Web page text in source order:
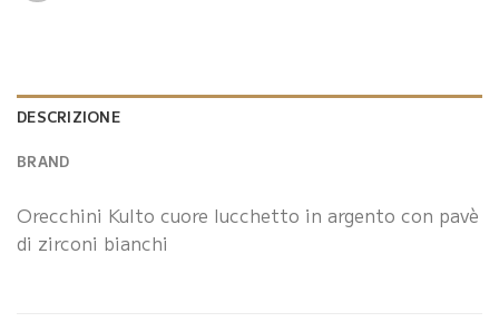
DESCRIZIONE
BRAND
Orecchini Kulto cuore lucchetto in argento con pavè
di zirconi bianchi